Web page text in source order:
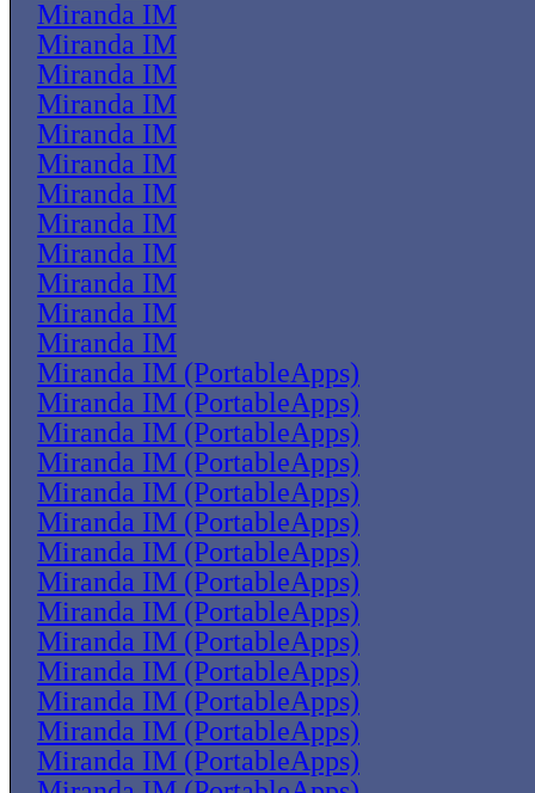
Miranda IM
Miranda IM
Miranda IM
Miranda IM
Miranda IM
Miranda IM
Miranda IM
Miranda IM
Miranda IM
Miranda IM
Miranda IM
Miranda IM
Miranda IM (PortableApps)
Miranda IM (PortableApps)
Miranda IM (PortableApps)
Miranda IM (PortableApps)
Miranda IM (PortableApps)
Miranda IM (PortableApps)
Miranda IM (PortableApps)
Miranda IM (PortableApps)
Miranda IM (PortableApps)
Miranda IM (PortableApps)
Miranda IM (PortableApps)
Miranda IM (PortableApps)
Miranda IM (PortableApps)
Miranda IM (PortableApps)